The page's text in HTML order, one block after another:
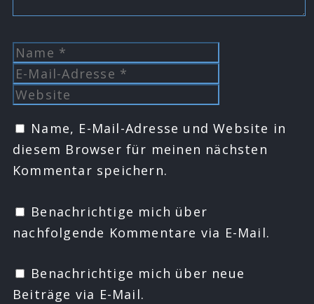
Name
Name, E-Mail-Adresse und Website in
diesem Browser für meinen nächsten
Kommentar speichern.
Benachrichtige mich über
nachfolgende Kommentare via E-Mail.
Benachrichtige mich über neue
Beiträge via E-Mail.